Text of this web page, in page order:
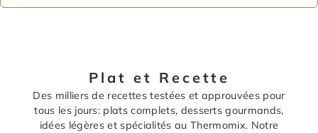
Plat et Recette
Des milliers de recettes testées et approuvées pour
tous les jours: plats complets, desserts gourmands,
idées légères et spécialités au Thermomix. Notre